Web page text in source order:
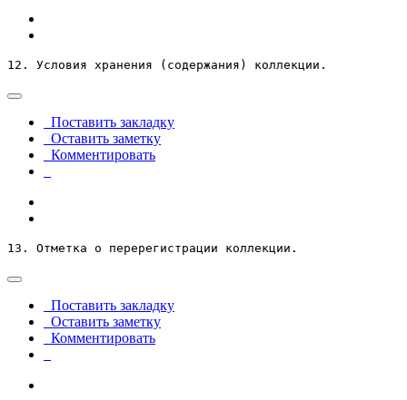
12. Условия хранения (содержания) коллекции.
Поставить закладку
Оставить заметку
Комментировать
13. Отметка о перерегистрации коллекции.
Поставить закладку
Оставить заметку
Комментировать